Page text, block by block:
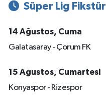
Süper Lig Fikstür
14 Ağustos, Cuma
Galatasaray - Çorum FK
15 Ağustos, Cumartesi
Konyaspor - Rizespor